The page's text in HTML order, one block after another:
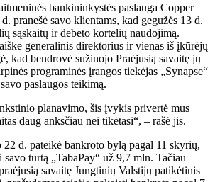
bankininkystės paslauga Copper
pranešė savo klientams, kad gegužės 13 d.
sąskaitų ir debeto kortelių naudojimą.
generalinis direktorius ir vienas iš įkūrėjų
kad bendrovė sužinojo Praėjusią savaitę jų
programinės įrangos tiekėjas „Synapse“
paslaugos teikimą.
planavimo, šis įvykis privertė mus
daug anksčiau nei tikėtasi“, – rašė jis.
22 d. pateikė bankroto bylą pagal 11 skyrių,
turtą „TabaPay“ už 9,7 mln. Tačiau
savaitę Jungtinių Valstijų patikėtinis